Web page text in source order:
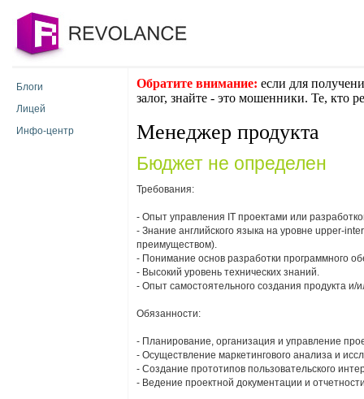
Блоги
Лицей
Инфо-центр
Обратите внимание: если для
залог, знайте - это мошенники. Те, кто
Менеджер продукта
Бюджет не определен
Требования:
- Опыт управления IT проектами или
- Знание английского языка на уровне upper-
преимуществом).
- Понимание основ разработки программного
- Высокий уровень технических знаний.
- Опыт самостоятельного создания продукта
Обязанности:
- Планирование, организация и управление
- Осуществление маркетингового анализа и
- Создание прототипов пользовательского
- Ведение проектной документации и